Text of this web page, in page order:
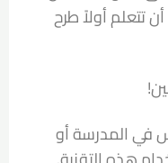
تتعلم أولاً طرح
في المدرسة أو